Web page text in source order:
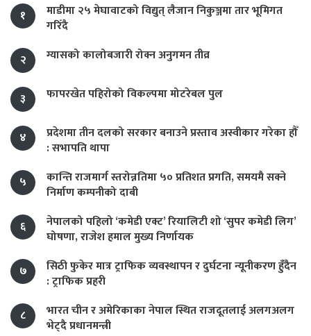
१
माडीमा २५ मेघावाटको विद्युत् लैजान निकुञ्जमा तार भूमिगत
गरिँदै
२
ग्यासको कालोबजारी रोक्न अनुगमन तीव्र
३ फापरखेत पहिरोको विकल्पमा मोटरेबल पुल
४
प्रदेशमा तीन दलको सरकार बनाउने प्रस्ताव अस्वीकार गरेका हौँ
: सभापति थापा
५
कान्ति राजमार्ग स्तरोन्नतिमा ५० प्रतिशत प्रगति, समयमै सक्ने
निर्माण कम्पनीको दाबी
६
नेपालको पहिलो ‘कमेडी एक्ट’ रियालिटी शो ‘सुपर कमेडी लिग’
घोषणा, राजेश हमाल मुख्य निर्णायक
७
सिठी फुकेर मात्र ट्राफिक व्यवस्थापन र दुर्घटना न्यूनीकरण हुँदैन
: ट्राफिक प्रहरी
८
भारत चीन र अमेरिकाका नेपाल स्थित राजदूतलाई अलगअलग
भेट्दै प्रधानमन्त्री